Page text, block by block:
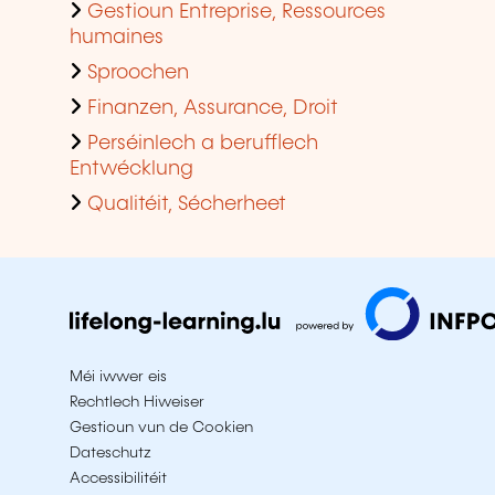
Gestioun Entreprise, Ressources
humaines
Sproochen
Finanzen, Assurance, Droit
Perséinlech a berufflech
Entwécklung
Qualitéit, Sécherheet
Méi iwwer eis
Rechtlech Hiweiser
Gestioun vun de Cookien
Dateschutz
Accessibilitéit